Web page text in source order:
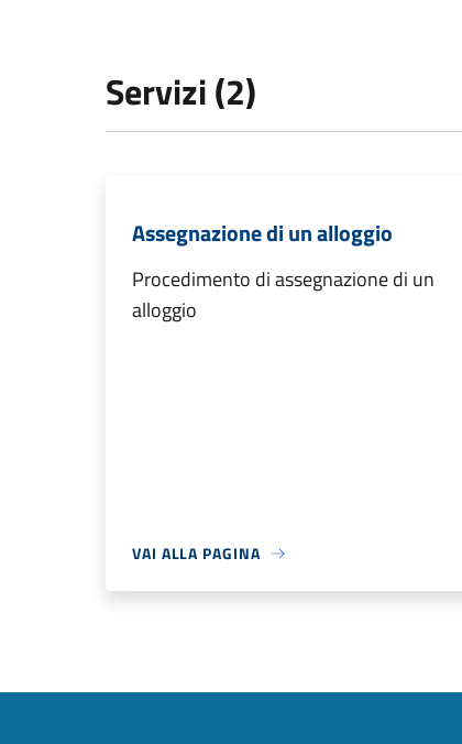
Servizi (2)
Assegnazione di un alloggio
Procedimento di assegnazione di un
alloggio
VAI ALLA PAGINA